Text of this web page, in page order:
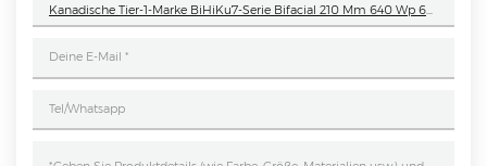
Kanadische Tier-1-Marke BiHiKu7-Serie Bifacial 210 Mm 640 Wp 650 Wp 660 Wp 670 Wp Solarpanel-PV-Modul 580 Wp 585 Wp 590 Wp 595 Wp 600 Wp